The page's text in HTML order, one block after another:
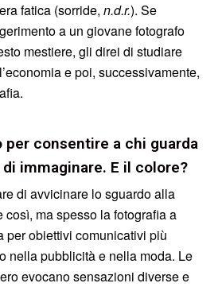
fatica (sorride, n.d.r.). Se
a un giovane fotografo
mestiere, gli direi di studiare
e poi, successivamente,
per consentire a chi guarda
immaginare. E il colore?
di avvicinare lo sguardo alla
così, ma spesso la fotografia a
per obiettivi comunicativi più
nella pubblicità e nella moda. Le
evocano sensazioni diverse e